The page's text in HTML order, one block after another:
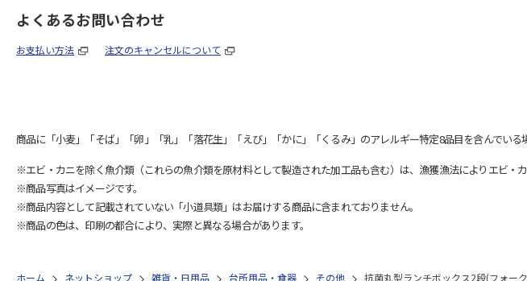
よくあるお問い合わせ
お支払い方法 注文のキャンセルについて
商品に「小麦」「そば」「卵」「乳」「落花生」「えび」「かに」「くるみ」のアレルギー特定8品目を含んでいる
※エビ・カニを除く魚介類（これらの魚介類を原材料として製造された加工品も含む）は、漁獲漁法によりエビ・
※商品写真はイメージです。
※商品内容として記載されていない「小道具類」はお届けする商品に含まれておりません。
※商品の色は、印刷の都合により、実際と異なる場合があります。
ホーム ネットショップ 雑貨・日用品 台所用品・食器 その他 抗菌丸型ランチボックス2段(フォー